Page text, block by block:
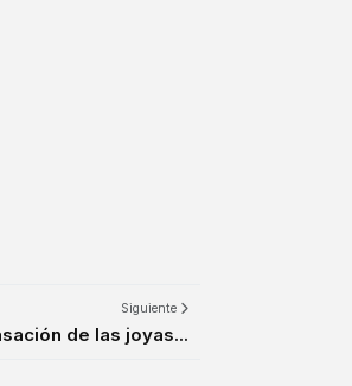
Siguiente
de las joyas...